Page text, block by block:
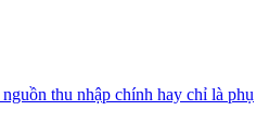
thu nhập chính hay chỉ là phụ